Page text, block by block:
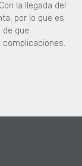
la llegada del
por lo que es
que